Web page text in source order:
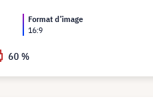
Format d’image
16:9
60 %